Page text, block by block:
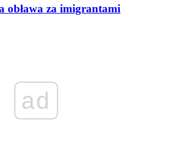
obława za imigrantami
ad